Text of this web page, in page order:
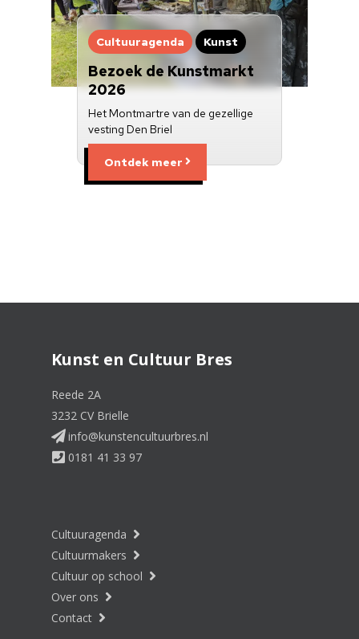
Cultuuragenda Kunst
Bezoek de Kunstmarkt
2026
Het Montmartre van de gezellige
vesting Den Briel
Ontdek meer
Kunst en Cultuur Bres
Reede 2A
3232 CV Brielle
info@kunstencultuurbres.nl
0181 41 33 97
Cultuuragenda
Cultuurmakers
Cultuur op school
Over ons
Contact